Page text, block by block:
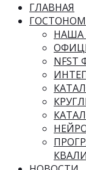
ГЛАВНАЯ
НАША
NFST